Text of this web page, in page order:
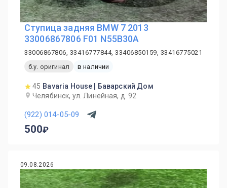
Ступица задняя BMW 7 2013
33006867806 F01 N55B30A
33006867806, 33416777844, 33406850159, 33416775021
б.у. оригинал
в наличии
45 Bavaria House | Баварский Дом
Челябинск, ул. Линейная, д. 92
(922) 014-05-09
500
09.08.2026